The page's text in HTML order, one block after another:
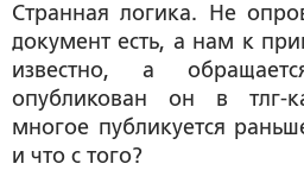
Странная логика. Не
документ есть, а нам к
известно, а
опубликован он в тлг-
многое публикуется
и что с того?